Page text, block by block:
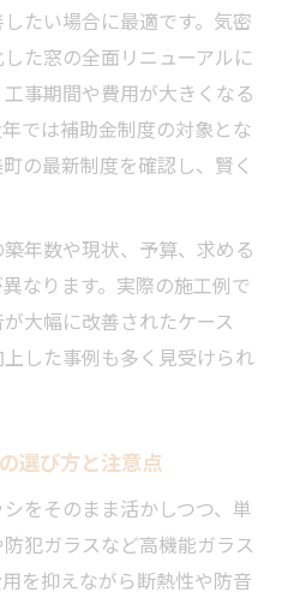
安心の窓リフォーム計画
負担を減らす計画ポイン
たい場合に最適です。気密
た窓の全面リニューアルに
事期間や費用が大きくなる
では補助金制度の対象とな
の最新制度を確認し、賢く
年数や現状、予算、求める
なります。実際の施工例で
大幅に改善されたケース
した事例も多く見受けられ
選び方と注意点
をそのまま活かしつつ、単
犯ガラスなど高機能ガラス
を抑えながら断熱性や防音